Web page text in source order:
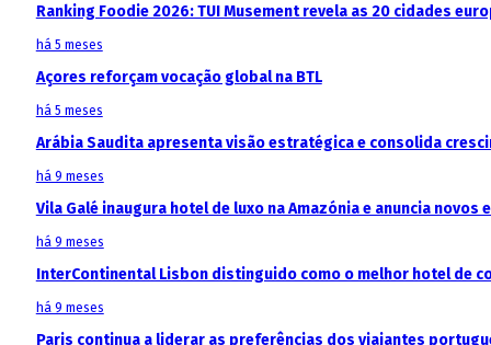
Ranking Foodie 2026: TUI Musement revela as 20 cidades
há 5 meses
Açores reforçam vocação global na BTL
há 5 meses
Arábia Saudita apresenta visão estratégica e consolida
há 9 meses
Vila Galé inaugura hotel de luxo na Amazónia e anuncia
há 9 meses
InterContinental Lisbon distinguido como o melhor hotel de
há 9 meses
Paris continua a liderar as preferências dos viajantes